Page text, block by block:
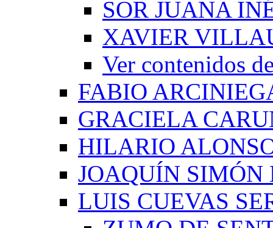
SOR JUANA
XAVIER
Ver contenidos
FABIO
GRACIELA
HILARIO
JOAQUÍN SIMÓN
LUIS CUEVAS